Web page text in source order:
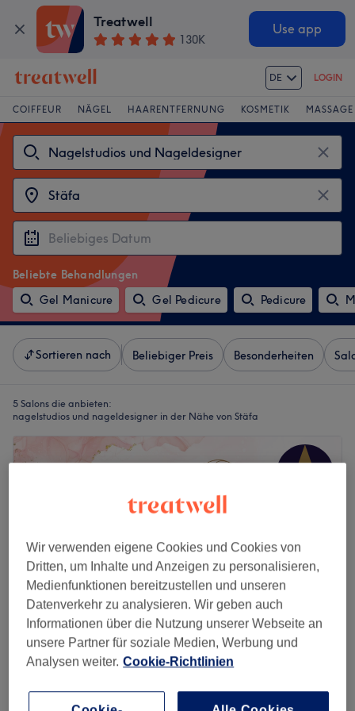
Treatwell
130K
Use app
DE LOGIN
COIFFEUR NÄGEL HAARENTFERNUNG KOSMETIK MASSAGE
Beliebte Behandlungen
Gel Manicure
Gel Pedicure Pedicure
Sortieren nach Beliebiger Preis Besonderheiten
5 Salons die anbieten:
nagelstudios und nageldesigner in der Nähe von Stäfa
Essence of Beauty
Auf Karte anzeigen
Wir verwenden eigene Cookies und Cookies von
Dritten, um Inhalte und Anzeigen zu personalisieren,
Medienfunktionen bereitzustellen und unseren
Datenverkehr zu analysieren. Wir geben auch
Informationen über die Nutzung unserer Webseite an
unsere Partner für soziale Medien, Werbung und
Analysen weiter. Cookie-Richtlinien